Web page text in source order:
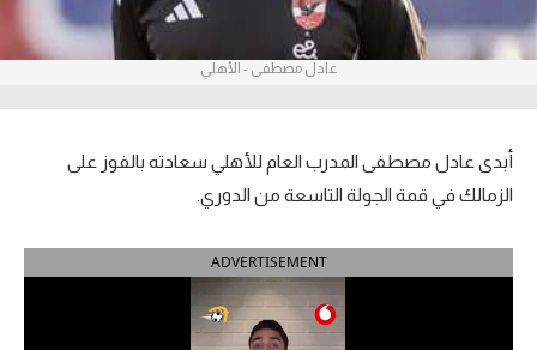
أمريكا 2026
الدوري الإنجليزي الممتاز
الدوري الإسباني
عادل مصطفى - الأهلي
أبدى عادل مصطفى المدرب العام للأهلي سعادته بالفوز على
الزمالك في قمة الجولة التاسعة من الدوري.
ADVERTISEMENT